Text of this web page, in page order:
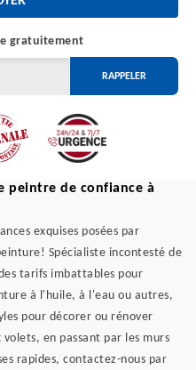
gratuitement
peintre de confiance à
exquises posées par
Spécialiste incontesté de
tarifs imbattables pour
à l'huile, à l'eau ou autres,
pour décorer ou rénover
en passant par les murs
rapides, contactez-nous par